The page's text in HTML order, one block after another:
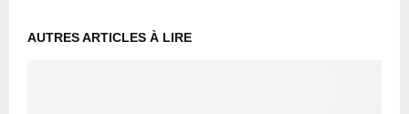
AUTRES ARTICLES À LIRE